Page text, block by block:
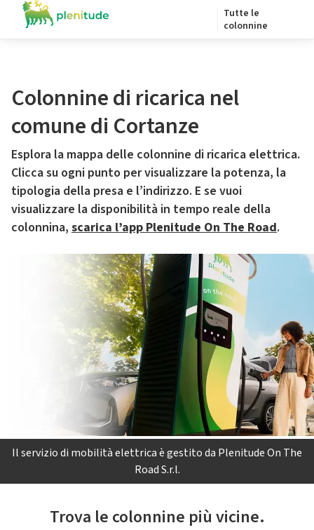
Tutte le
colonnine
Colonnine di ricarica nel
comune di Cortanze
Esplora la mappa delle colonnine di ricarica elettrica.
Clicca su ogni punto per visualizzare la potenza, la
tipologia della presa e l’indirizzo. E se vuoi
visualizzare la disponibilità in tempo reale della
colonnina, scarica l’app Plenitude On The Road.
Il servizio di mobilità elettrica è gestito da Plenitude On The
Road S.r.l.
Trova le colonnine più vicine.